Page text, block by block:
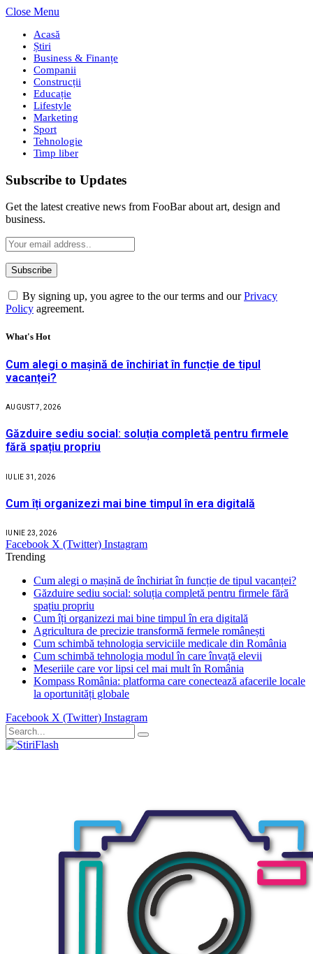
Close Menu
Acasă
Știri
Business & Finanțe
Companii
Construcții
Educație
Lifestyle
Marketing
Sport
Tehnologie
Timp liber
Subscribe to Updates
Get the latest creative news from FooBar about art, design and
business.
By signing up, you agree to the our terms and ourPrivacy
Policy agreement.
What's Hot
Cum alegi o mașină de închiriat în funcție de tipul
vacanței?
AUGUST 7, 2026
Găzduire sediu social: soluția completă pentru firmele
fără spațiu propriu
IULIE 31, 2026
Cum îți organizezi mai bine timpul în era digitală
IUNIE 23, 2026
Facebook X (Twitter) Instagram
Trending
Cum alegi o mașină de închiriat în funcție de tipul vacanței?
Găzduire sediu social: soluția completă pentru firmele fără
spațiu propriu
Cum îți organizezi mai bine timpul în era digitală
Agricultura de precizie transformă fermele românești
Cum schimbă tehnologia serviciile medicale din România
Cum schimbă tehnologia modul în care învață elevii
Meseriile care vor lipsi cel mai mult în România
Kompass România: platforma care conectează afacerile locale
la oportunități globale
Facebook X (Twitter) Instagram